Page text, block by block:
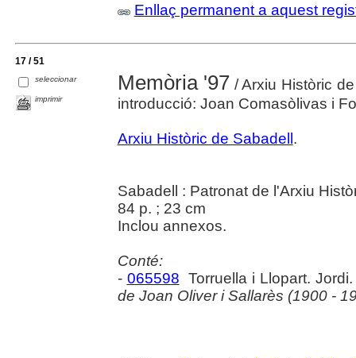
Enllaç permanent a aquest
17 / 51
seleccionar
imprimir
Memòria '97 / Arxiu Històric
introducció: Joan Comasòlivas i
Arxiu Històric de Sabadell .
Sabadell : Patronat de l'Arxiu
84 p. ; 23 cm
Inclou annexos.
Conté:
- 065598 Torruella i Llopart.
de Joan Oliver i Sallarès (1900 -